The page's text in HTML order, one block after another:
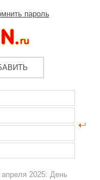
пароль
2025: День